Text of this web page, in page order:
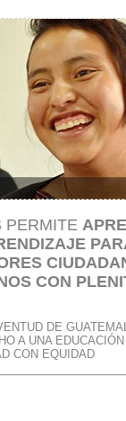
CON
DE
A UNA EDUCACIÓN
CON EQUIDAD